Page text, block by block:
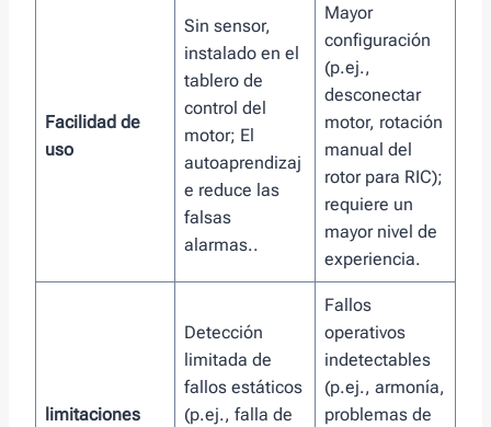
Facilidad de
uso
Sin sensor,
instalado en el
tablero de
control del
motor; El
autoaprendizaj
e reduce las
falsas
alarmas..
Mayor
configuración
(p.ej.,
desconectar
motor, rotación
manual del
rotor para RIC);
requiere un
mayor nivel de
experiencia.
limitaciones
Detección
limitada de
fallos estáticos
(p.ej., falla de
Fallos
operativos
indetectables
(p.ej., armonía,
problemas de